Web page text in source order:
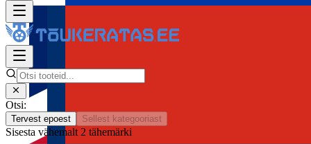
Otsi:
Tervest epoest Sellest kategooriast
Sisesta vähemalt 2 tähemärki